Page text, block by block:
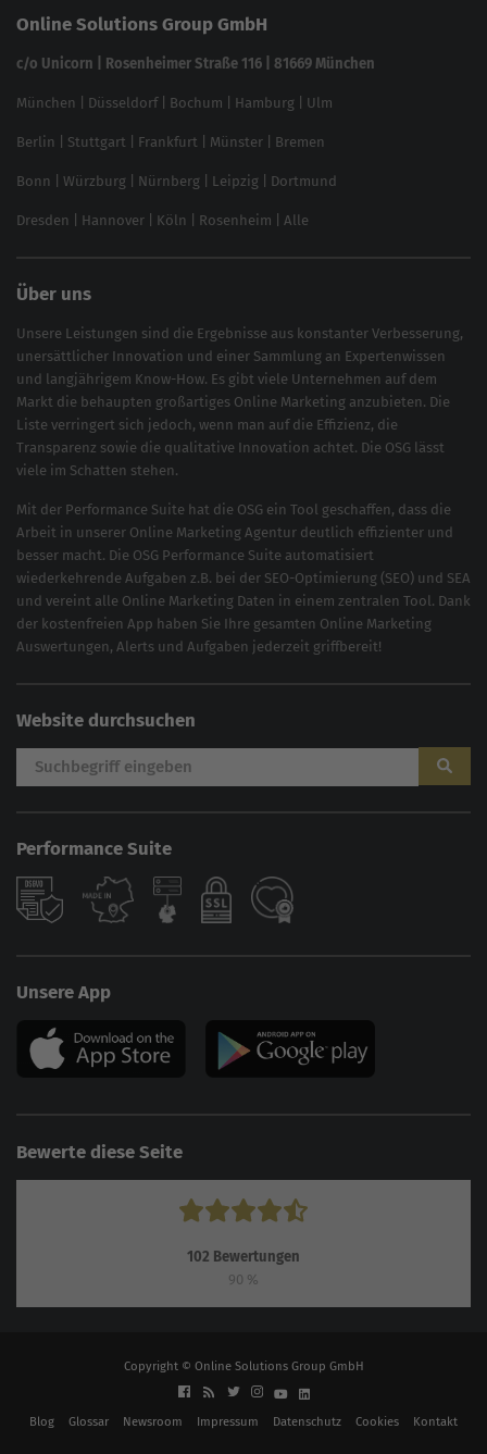
feed2content.ai
In ChatGPT gefunden werden
Linkbuilding 2025
Local SEO
SEO für Online Shops
Brand Monitoring 2025
Online Solutions Group GmbH
c/o Unicorn | Rosenheimer Straße 116 | 81669 München
München Düsseldorf| Bochum Hamburg Ulm
Berlin Stuttgart Frankfurt Münster Bremen
Bonn Würzburg Nürnberg Leipzig Dortmund
Dresden Hannover Köln Rosenheim Alle
Über uns
Unsere Leistungen sind die Ergebnisse aus konstanter Verbesserung,
unersättlicher Innovation und einer Sammlung an Expertenwissen
und langjährigem Know-How. Es gibt viele Unternehmen auf dem
Markt die behaupten großartiges Online Marketing anzubieten. Die
Liste verringert sich jedoch, wenn man auf die Effizienz, die
Transparenz sowie die qualitative Innovation achtet. Die OSG lässt
viele im Schatten stehen.
Mit der Performance Suite hat die OSG ein Tool geschaffen, dass die
Arbeit in unserer Online Marketing Agentur deutlich effizienter und
besser macht. Die OSG Performance Suite automatisiert
wiederkehrende Aufgaben z.B. bei der SEO-Optimierung (SEO) und SEA
und vereint alle Online Marketing Daten in einem zentralen Tool. Dank
der kostenfreien App haben Sie Ihre gesamten Online Marketing
Auswertungen, Alerts und Aufgaben jederzeit griffbereit!
Website durchsuchen
Performance Suite
Unsere App
Bewerte diese Seite
102 Bewertungen
90 %
Copyright © Online Solutions Group GmbH
Blog Glossar Newsroom Impressum Datenschutz Cookies Kontakt